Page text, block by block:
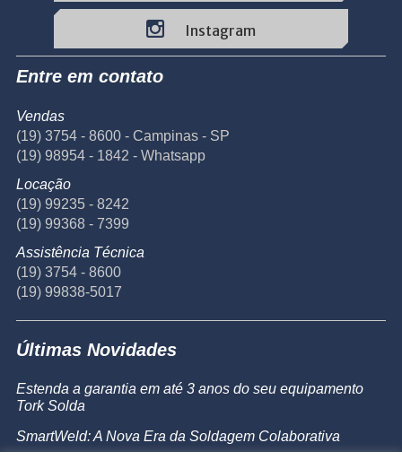
Instagram
Entre em contato
Vendas
(19) 3754 - 8600 - Campinas - SP
(19) 98954 - 1842 - Whatsapp
Locação
(19) 99235 - 8242
(19) 99368 - 7399
Assistência Técnica
(19) 3754 - 8600
(19) 99838-5017
Últimas Novidades
Estenda a garantia em até 3 anos do seu equipamento
Tork Solda
SmartWeld: A Nova Era da Soldagem Colaborativa